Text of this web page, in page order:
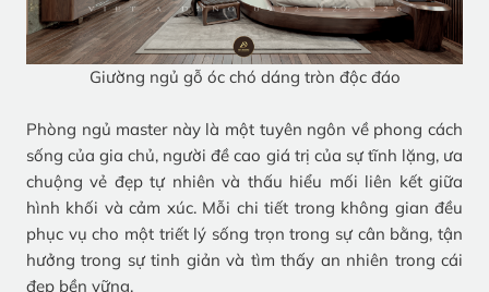
Giường ngủ gỗ óc chó dáng tròn độc đáo
Phòng ngủ master này là một tuyên ngôn về phong cách
sống của gia chủ, người đề cao giá trị của sự tĩnh lặng, ưa
chuộng vẻ đẹp tự nhiên và thấu hiểu mối liên kết giữa
hình khối và cảm xúc. Mỗi chi tiết trong không gian đều
phục vụ cho một triết lý sống trọn trong sự cân bằng, tận
hưởng trong sự tinh giản và tìm thấy an nhiên trong cái
đẹp bền vững.